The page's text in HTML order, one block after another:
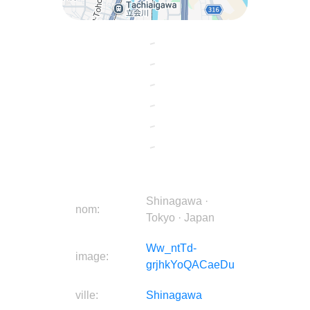
nom:
Shinagawa ·
Tokyo · Japan
image:
Ww_ntTd-
grjhkYoQACaeDu
ville: Shinagawa